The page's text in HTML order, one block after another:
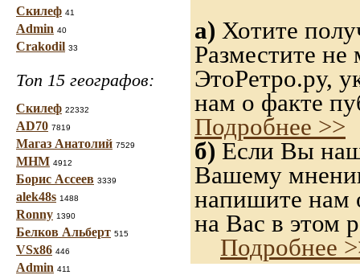
Скилеф 41
Admin 40
Crakodil 33
Топ 15 географов:
Скилеф 22332
AD70 7819
Магаз Анатолий 7529
МНМ 4912
Борис Ассеев 3339
alek48s 1488
Ronny 1390
Белков Альберт 515
VSx86 446
Admin 411
а) Хотите
Разместите
ЭтоРетро.ру,
нам о факте
Подробнее >>
б) Если Вы
Вашему
напишите нам
на Вас в этом
Подробнее